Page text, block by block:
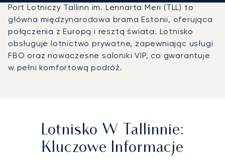
Port Lotniczy Tallinn im. Lennarta Meri (TLL) to
główna międzynarodowa brama Estonii, oferująca
połączenia z Europą i resztą świata. Lotnisko
obsługuje lotnictwo prywatne, zapewniając usługi
FBO oraz nowoczesne saloniki VIP, co gwarantuje
w pełni komfortową podróż.
Lotnisko W Tallinnie:
Kluczowe Informacje